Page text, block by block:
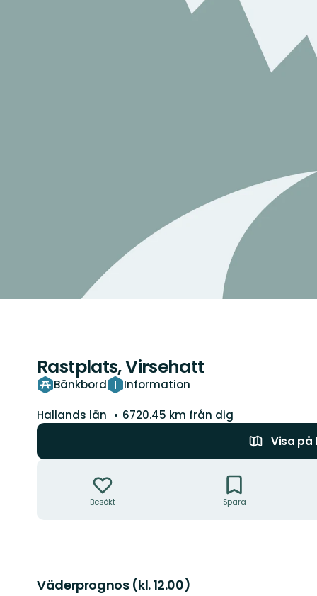
Rastplats, Virsehatt
Bänkbord Information
Län:
Hallands län
6720.45 km från dig
Visa på
Besökt Spara
Väderprognos (kl. 12.00)